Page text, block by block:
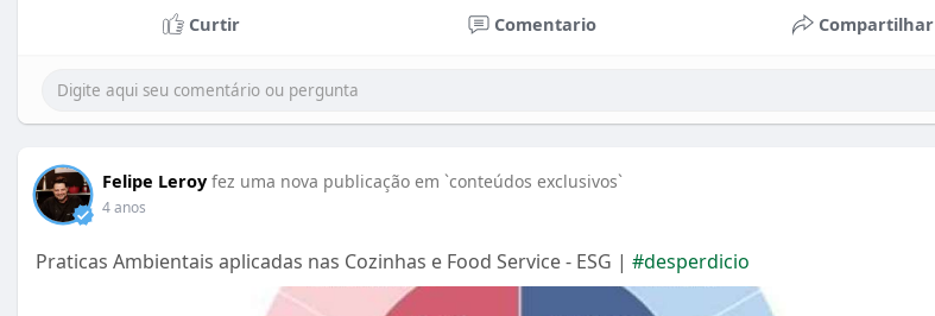
Curtir Comentario Compartilhar
Felipe Leroy fez uma nova publicação em `conteúdos exclusivos`
4 anos
Praticas Ambientais aplicadas nas Cozinhas e Food Service - ESG | #desperdicio